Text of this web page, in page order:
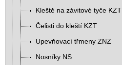
Kleště na závitové tyče KZT
Čelisti do kleští KZT
Upevňovací třmeny ZNZ
Nosníky NS